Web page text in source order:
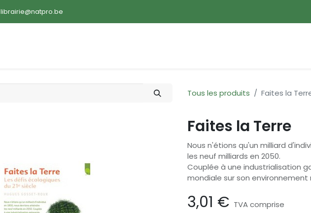
librairie@natpro.be
Tous les produits Faites la
Faites la Terre
Nous n'étions qu'un milliard
les neuf milliards en 2050.
Couplée à une industrialisation
mondiale sur son
3,01 € TVA comprise